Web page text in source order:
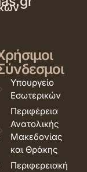
Υπουργείο
Εσωτερικών
Περιφέρεια
Ανατολικής
Μακεδονίας
και Θράκης
Περιφερειακή